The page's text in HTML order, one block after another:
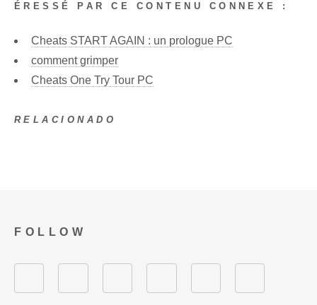
ÉRESSÉ PAR CE CONTENU CONNEXE :
Cheats START AGAIN : un prologue PC
comment grimper
Cheats One Try Tour PC
RELACIONADO
FOLLOW